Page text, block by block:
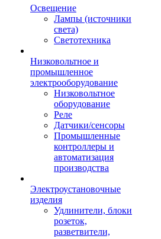
Освещение
Лампы (источники
света)
Светотехника
Низковольтное и
промышленное
электрооборудование
Низковольтное
оборудование
Реле
Датчики/сенсоры
Промышленные
контроллеры и
автоматизация
производства
Электроустановочные
изделия
Удлинители, блоки
розеток,
разветвители,